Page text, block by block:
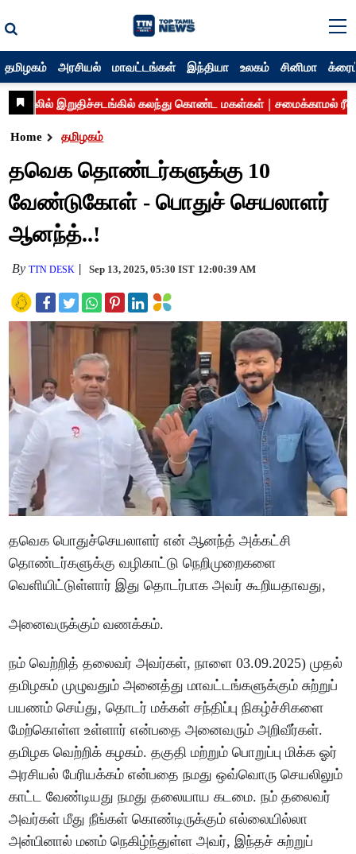
தமிழகம் அரசியல் மாவட்டங்கள் இந்தியா உலகம் சினிமா
Home தமிழகம்
தவெக தொண்டர்களுக்கு 10
வேண்டுகோள் - பொதுச் செயலாளர்
ஆனந்த்..!
ByTTN DESK Sep 13, 2025, 05:30 IST 12:00:39 AM
தவெக பொதுச்செயலாளர் என் ஆனந்த் அக்கட்சி
தொண்டர்களுக்கு வழிகாட்டு நெறிமுறைகளை
வெளியிட்டுள்ளார் இது தொடர்பாக அவர் கூறியதாவது,
அனைவருக்கும் வணக்கம்.
நம் வெற்றித் தலைவர் அவர்கள், நாளை 03.09.2025) முதல்
தமிழகம் முழுவதும் அனைத்து மாவட்டங்களுக்கும் சுற்றுப்
பயணம் செய்து, தொடர் மக்கள் சந்திப்பு நிகழ்ச்சிகளை
மேற்கொள்ள உள்ளார் என்பதை அனைவரும் அறிவீர்கள்.
தமிழக வெற்றிக் கழகம். தகுதி மற்றும் பொறுப்பு மிக்க ஓர்
அரசியல் பேரியக்கம் என்பதை நமது ஒவ்வொரு செயலிலும்
காட்ட வேண்டியது நமது தலையாய கடமை. நம் தலைவர்
அவர்கள் மீது நீங்கள் கொண்டிருக்கும் எல்லையில்லா
அன்பினால் மனம் நெகிழ்ந்துள்ள அவர், இந்தச் சுற்றுப்